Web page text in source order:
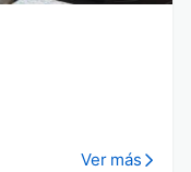
Ver más